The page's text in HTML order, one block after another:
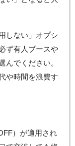
しない」オプシ
ず有人ブースや
んでください。
や時間を浪費す
）が適用され